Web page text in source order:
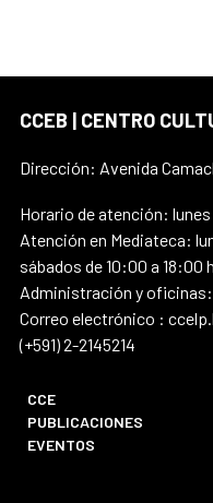
CCEB | CENTRO
Dirección: Avenida
Horario de atención:
Atención en Mediateca:
sábados de 10:00 a 18:00
Administración y
Correo electrónico :
(+591) 2-2145214
CCE
PUBLICACIONES
EVENTOS